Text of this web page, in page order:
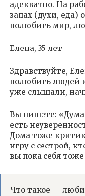
адекватно. На
запах (духи, еда)
полюбить мир,
Елена, 35 лет
Здравствуйте,
полюбить людей
уже слышали,
Вы пишете:
есть
Дома тоже
игру с сестрой,
вы пока себя
Что такое —